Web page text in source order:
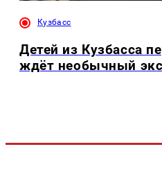
Кузбасс
Детей из Кузбасса
ждёт необычный